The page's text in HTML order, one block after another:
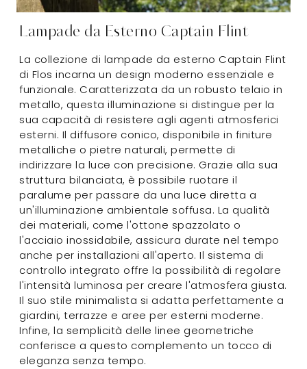
Lampade da Esterno Captain Flint
La collezione di lampade da esterno Captain Flint
di Flos incarna un design moderno essenziale e
funzionale. Caratterizzata da un robusto telaio in
metallo, questa illuminazione si distingue per la
sua capacità di resistere agli agenti atmosferici
esterni. Il diffusore conico, disponibile in finiture
metalliche o pietre naturali, permette di
indirizzare la luce con precisione. Grazie alla sua
struttura bilanciata, è possibile ruotare il
paralume per passare da una luce diretta a
un'illuminazione ambientale soffusa. La qualità
dei materiali, come l'ottone spazzolato o
l'acciaio inossidabile, assicura durate nel tempo
anche per installazioni all'aperto. Il sistema di
controllo integrato offre la possibilità di regolare
l'intensità luminosa per creare l'atmosfera giusta.
Il suo stile minimalista si adatta perfettamente a
giardini, terrazze e aree per esterni moderne.
Infine, la semplicità delle linee geometriche
conferisce a questo complemento un tocco di
eleganza senza tempo.